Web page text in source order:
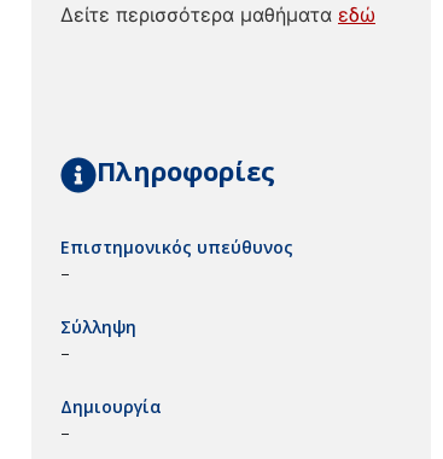
Δείτε περισσότερα μαθήματα εδώ
Πληροφορίες
Επιστημονικός υπεύθυνος
–
Σύλληψη
–
Δημιουργία
–